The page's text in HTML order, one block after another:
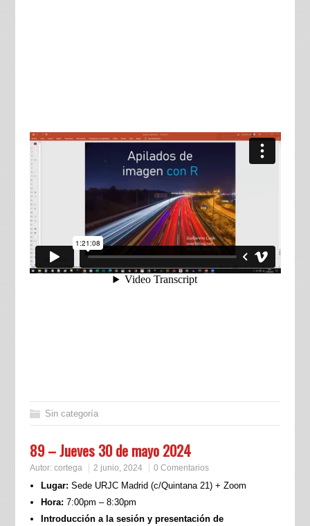
Sin categoría
89 – Jueves 30 de mayo 2024
Autor: cortega 2 junio, 2024 0 Comentarios
Lugar: Sede URJC Madrid (c/Quintana 21) + Zoom
Hora: 7:00pm – 8:30pm
Introducción a la sesión y presentación de